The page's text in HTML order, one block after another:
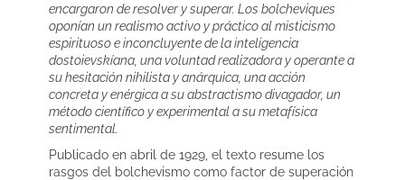
encargaron de resolver y superar. Los bolcheviques
oponían un realismo activo y práctico al misticismo
espirituoso e inconcluyente de la inteligencia
dostoievskíana, una voluntad realizadora y operante a
su hesitación nihilista y anárquica, una acción
concreta y enérgica a su abstractismo divagador, un
método científico y experimental a su metafísica
sentimental.
Publicado en abril de 1929, el texto resume los
rasgos del bolchevismo como factor de superación